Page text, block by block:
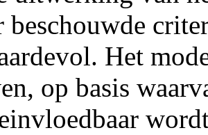
beschouwde
Het
op basis